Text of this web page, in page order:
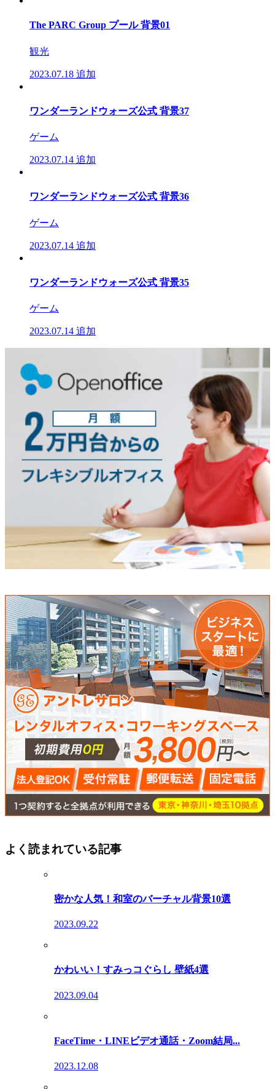
The PARC Group プール 背景01
観光
2023.07.18 追加
ワンダーランドウォーズ公式 背景37
ゲーム
2023.07.14 追加
ワンダーランドウォーズ公式 背景36
ゲーム
2023.07.14 追加
ワンダーランドウォーズ公式 背景35
ゲーム
2023.07.14 追加
よく読まれている記事
密かな人気！和室のバーチャル背景10選
2023.09.22
かわいい！すみっコぐらし 壁紙4選
2023.09.04
FaceTime・LINEビデオ通話・Zoom結局...
2023.12.08